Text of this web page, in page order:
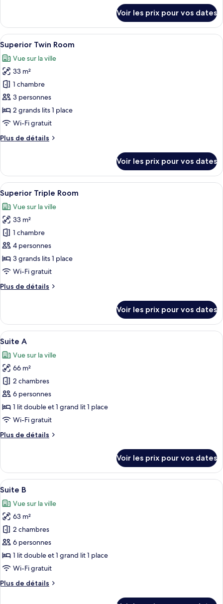
le
type
de
chambre
Superior
Double
Room
Voir les prix pour vos dates
Afficher
toutes
les
photos
pour
ce
type
de
chambre :
Superior
Une chambre d’hôtel moderne
9
Superior Twin Room
Vue sur la ville
33 m²
1 chambre
3 personnes
2 grands lits 1 place
Wi-Fi gratuit
Plus de détails
Plus
le
type
de
chambre
Superior
Twin
Room
Voir les prix pour vos dates
Afficher
toutes
les
photos
pour
ce
type
de
chambre :
Superior
Une chambre d’hôtel avec trois lits,
5
Superior Triple Room
Vue sur la ville
33 m²
1 chambre
4 personnes
3 grands lits 1 place
Wi-Fi gratuit
Plus de détails
Plus
le
type
de
Superior
Triple
Room
Voir les prix pour vos dates
Afficher
toutes
les
photos
pour
ce
type
de
chambre :
Suite
Un salon moderne avec un canapé,
18
Suite A
Vue sur la ville
66 m²
2 chambres
6 personnes
1 lit double et 1 grand lit 1 place
Wi-Fi gratuit
Plus de détails
Plus
le
type
de
Suite
A
Voir les prix pour vos dates
Afficher
toutes
les
photos
pour
ce
type
de
chambre :
Suite
Une cuisine moderne avec des
16
Suite B
Vue sur la ville
63 m²
2 chambres
6 personnes
1 lit double et 1 grand lit 1 place
Wi-Fi gratuit
Plus de détails
Plus